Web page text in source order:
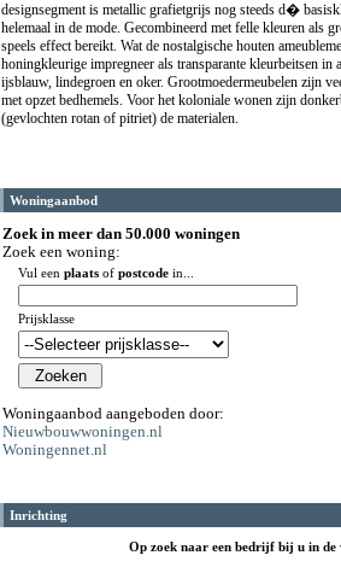
designsegment is metallic grafietgrijs nog steeds d�
helemaal in de mode. Gecombineerd met felle kleuren als
speels effect bereikt. Wat de nostalgische houten
honingkleurige impregneer als transparante kleurbeitsen in
ijsblauw, lindegroen en oker. Grootmoedermeubelen zijn
met opzet bedhemels. Voor het koloniale wonen zijn
(gevlochten rotan of pitriet) de materialen.
Woningaanbod
Zoek in meer dan 50.000 woningen
Zoek een woning:
Vul een plaats of postcode in...
Prijsklasse
Woningaanbod aangeboden door:
Nieuwbouwwoningen.nl
Woningennet.nl
Inrichting
Op zoek naar een bedrijf bij u in